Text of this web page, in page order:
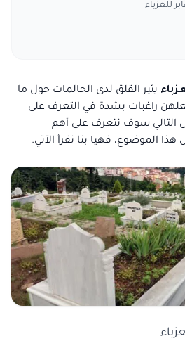
للعزباء
يثير القلق لدى الحالمات حول ما
راغبات بشدة في التعرف على
التالي سوف نتعرف على أهم
الموضوع، فهيا بنا نقرأ الآتي.